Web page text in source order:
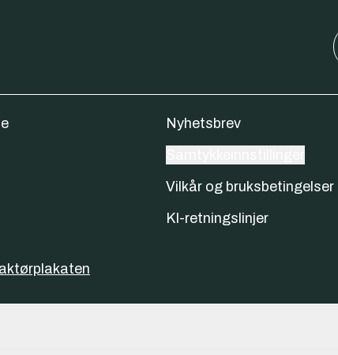
Nyhetsbrev
Vilkår og bruksbetingelser
KI-retningslinjer